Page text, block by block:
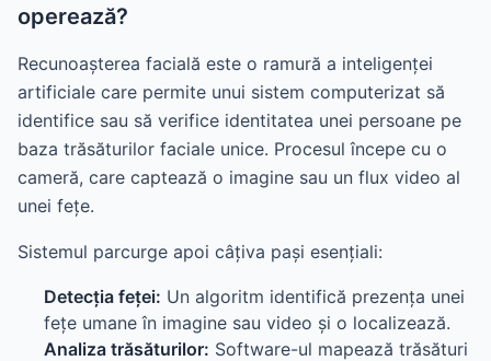
operează?
Recunoașterea facială este o ramură a inteligenței
artificiale care permite unui sistem computerizat să
identifice sau să verifice identitatea unei persoane pe
baza trăsăturilor faciale unice. Procesul începe cu o
cameră, care captează o imagine sau un flux video al
unei fețe.
Sistemul parcurge apoi câțiva pași esențiali:
Detecția feței: Un algoritm identifică prezența unei
fețe umane în imagine sau video și o localizează.
Analiza trăsăturilor: Software-ul mapează trăsături